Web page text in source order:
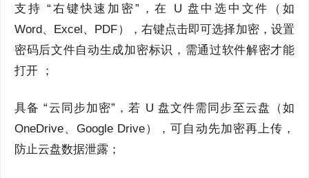
支持 “右键快速加密”，在 U 盘中选中文件（如
Word、Excel、PDF），右键点击即可选择加密，设置
密码后文件自动生成加密标识，需通过软件解密才能
打开 ；
具备 “云同步加密”，若 U 盘文件需同步至云盘（如
OneDrive、Google Drive），可自动先加密再上传，
防止云盘数据泄露；